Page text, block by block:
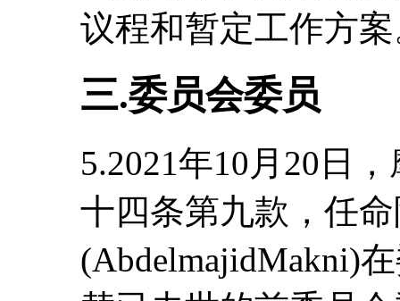
议程和暂定工作方
三.委员会委员
5.2021年10月20日
十四条第九款，任
(AbdelmajidMakni)